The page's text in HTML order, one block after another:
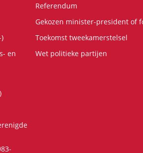
en
Referendum
Gekozen minister-president of
Toekomst tweekamerstelsel
Wet politieke partijen